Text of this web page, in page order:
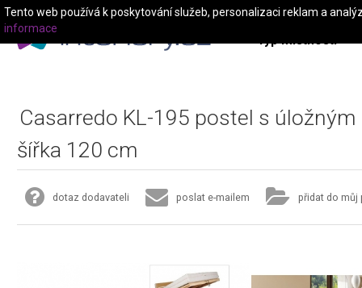
Typ místnosti
Casarredo KL-195 postel s
šířka 120 cm
dotaz dodavateli poslat e-mailem přidat do můj
Tento web používá k poskytování služeb, personalizaci reklam a
informace